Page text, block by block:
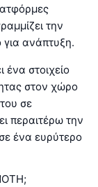
την
για ανάπτυξη.
στοιχείο
στον χώρο
σε
περαιτέρω την
ένα ευρύτερο